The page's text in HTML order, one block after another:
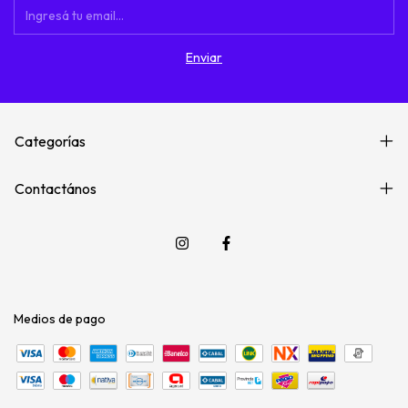
Categorías
Contactános
Medios de pago